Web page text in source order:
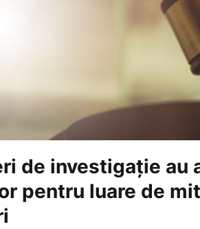
de investigație au
pentru luare de